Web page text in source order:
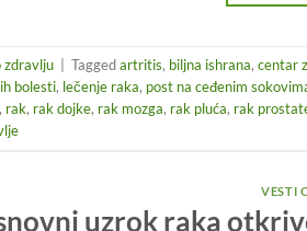
zdravlju Taggedartritis, biljna ishrana, centar
bolesti, lečenje raka, post na ceđenim
, rak, rak dojke, rak mozga, rak pluća, rak
VESTI
uzrok raka